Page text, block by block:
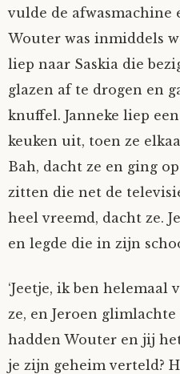
vulde de afwasmachine
Wouter was inmiddels
liep naar Saskia die
glazen af te drogen en
knuffel. Janneke liep
keuken uit, toen ze
Bah, dacht ze en ging
zitten die net de
heel vreemd, dacht ze.
en legde die in zijn
‘Jeetje, ik ben helemaal
ze, en Jeroen glimlachte
hadden Wouter en jij
je zijn geheim verteld?